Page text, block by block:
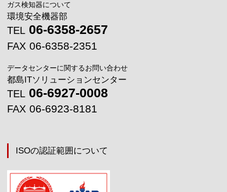
ガス検知器について
環境安全機器部
TEL 06-6358-2657
FAX 06-6358-2351
データセンターに関するお問い合わせ
都島ITソリューションセンター
TEL 06-6927-0008
FAX 06-6923-8181
ISOの認証範囲について